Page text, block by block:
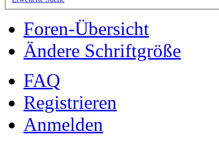
Foren-Übersicht
Ändere Schriftgröße
FAQ
Registrieren
Anmelden